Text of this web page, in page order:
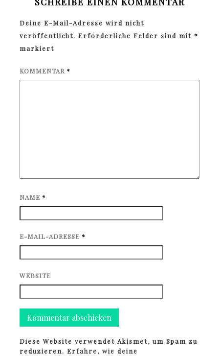
Deine E-Mail-Adresse wird nicht
veröffentlicht. Erforderliche Felder sind mit *
markiert
KOMMENTAR *
NAME *
E-MAIL-ADRESSE *
WEBSITE
Diese Website verwendet Akismet, um Spam zu
reduzieren.Erfahre, wie deine